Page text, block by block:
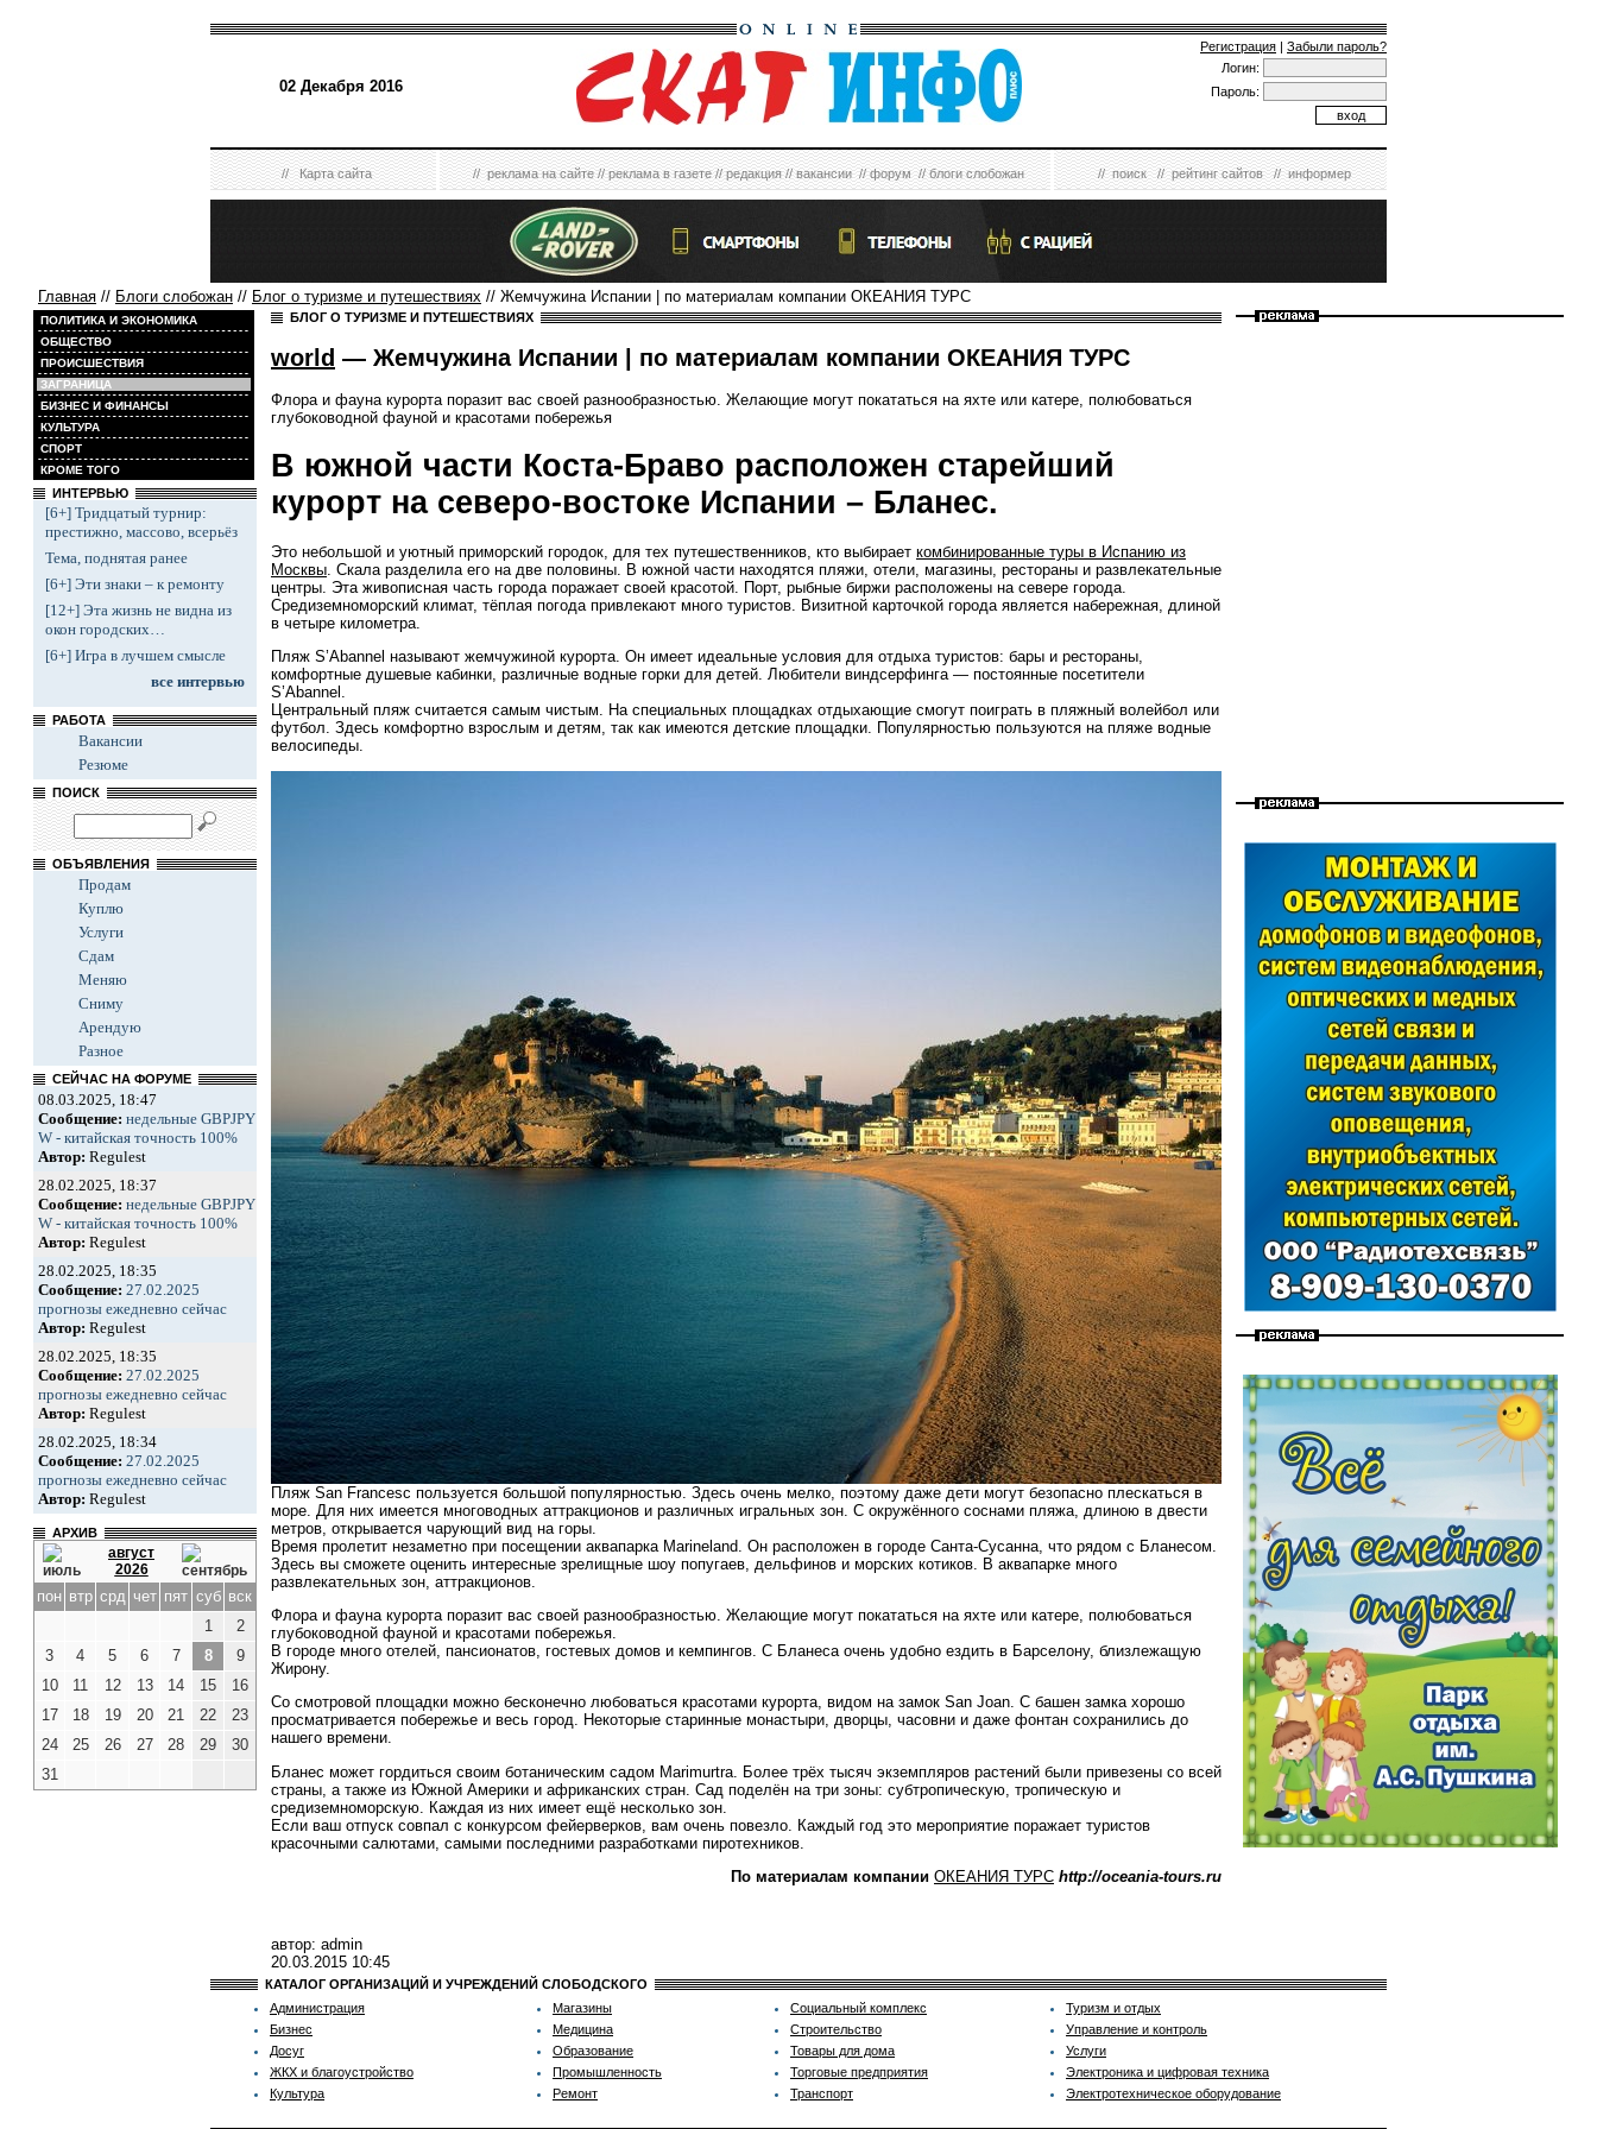
02 Декабря 2016
Регистрация | Забыли пароль?
Логин:
Пароль:
//Карта сайта //реклама на сайте//реклама в газете//редакция//вакансии//форум//блоги слобожан //поиск//рейтинг сайтов//информер
Главная // Блоги слобожан // Блог о туризме и путешествиях // Жемчужина Испании | по материалам компании ОКЕАНИЯ ТУРС
ПОЛИТИКА И ЭКОНОМИКА
ОБЩЕСТВО
ПРОИСШЕСТВИЯ
ЗАГРАНИЦА
БИЗНЕС И ФИНАНСЫ
КУЛЬТУРА
СПОРТ
КРОМЕ ТОГО
ИНТЕРВЬЮ
[6+] Тридцатый турнир:
престижно, массово, всерьёз
Тема, поднятая ранее
[6+] Эти знаки – к ремонту
[12+] Эта жизнь не видна из
окон городских…
[6+] Игра в лучшем смысле
все интервью
РАБОТА
Вакансии
Резюме
ПОИСК
ОБЪЯВЛЕНИЯ
Продам
Куплю
Услуги
Сдам
Меняю
Сниму
Арендую
Разное
СЕЙЧАС НА ФОРУМЕ
08.03.2025, 18:47
Сообщение: недельные GBPJPY
W - китайская точность 100%
Автор: Regulest
28.02.2025, 18:37
Сообщение: недельные GBPJPY
W - китайская точность 100%
Автор: Regulest
28.02.2025, 18:35
Сообщение: 27.02.2025
прогнозы ежедневно сейчас
Автор: Regulest
28.02.2025, 18:35
Сообщение: 27.02.2025
прогнозы ежедневно сейчас
Автор: Regulest
28.02.2025, 18:34
Сообщение: 27.02.2025
прогнозы ежедневно сейчас
Автор: Regulest
АРХИВ
август
2026
пон втр срд чет пят суб вск
1
2
3
4 5 6 7 8
9
10
11 12 13 14 15
16
17
18 19 20 21 22
23
24
25 26 27 28 29
30
31
БЛОГ О ТУРИЗМЕ И ПУТЕШЕСТВИЯХ
world — Жемчужина Испании | по материалам компании ОКЕАНИЯ ТУРС
Флора и фауна курорта поразит вас своей разнообразностью. Желающие могут покататься на яхте или катере, полюбоваться
глубоководной фауной и красотами побережья
В южной части Коста-Браво расположен старейший
курорт на северо-востоке Испании – Бланес.
Это небольшой и уютный приморский городок, для тех путешественников, кто выбирает комбинированные туры в Испанию из
Москвы . Скала разделила его на две половины. В южной части находятся пляжи, отели, магазины, рестораны и развлекательные
центры. Эта живописная часть города поражает своей красотой. Порт, рыбные биржи расположены на севере города.
Средиземноморский климат, тёплая погода привлекают много туристов. Визитной карточкой города является набережная, длиной
в четыре километра.
Пляж S’Abannel называют жемчужиной курорта. Он имеет идеальные условия для отдыха туристов: бары и рестораны,
комфортные душевые кабинки, различные водные горки для детей. Любители виндсерфинга — постоянные посетители
S’Abannel.
Центральный пляж считается самым чистым. На специальных площадках отдыхающие смогут поиграть в пляжный волейбол или
футбол. Здесь комфортно взрослым и детям, так как имеются детские площадки. Популярностью пользуются на пляже водные
велосипеды.
Пляж San Francesc пользуется большой популярностью. Здесь очень мелко, поэтому даже дети могут безопасно плескаться в
море. Для них имеется многоводных аттракционов и различных игральных зон. С окружённого соснами пляжа, длиною в двести
метров, открывается чарующий вид на горы.
Время пролетит незаметно при посещении аквапарка Marineland. Он расположен в городе Санта-Сусанна, что рядом с Бланесом.
Здесь вы сможете оценить интересные зрелищные шоу попугаев, дельфинов и морских котиков. В аквапарке много
развлекательных зон, аттракционов.
Флора и фауна курорта поразит вас своей разнообразностью. Желающие могут покататься на яхте или катере, полюбоваться
глубоководной фауной и красотами побережья.
В городе много отелей, пансионатов, гостевых домов и кемпингов. С Бланеса очень удобно ездить в Барселону, близлежащую
Жирону.
Со смотровой площадки можно бесконечно любоваться красотами курорта, видом на замок San Joan. С башен замка хорошо
просматривается побережье и весь город. Некоторые старинные монастыри, дворцы, часовни и даже фонтан сохранились до
нашего времени.
Бланес может гордиться своим ботаническим садом Marimurtra. Более трёх тысяч экземпляров растений были привезены со всей
страны, а также из Южной Америки и африканских стран. Сад поделён на три зоны: субтропическую, тропическую и
средиземноморскую. Каждая из них имеет ещё несколько зон.
Если ваш отпуск совпал с конкурсом фейерверков, вам очень повезло. Каждый год это мероприятие поражает туристов
красочными салютами, самыми последними разработками пиротехников.
По материалам компании ОКЕАНИЯ ТУРС http://oceania-tours.ru
автор: admin
20.03.2015 10:45
КАТАЛОГ ОРГАНИЗАЦИЙ И УЧРЕЖДЕНИЙ СЛОБОДСКОГО
Администрация
Бизнес
Досуг
ЖКХ и благоустройство
Культура
Магазины
Медицина
Образование
Промышленность
Ремонт
Социальный комплекс
Строительство
Товары для дома
Торговые предприятия
Транспорт
Туризм и отдых
Управление и контроль
Услуги
Электроника и цифровая техника
Электротехническое оборудование